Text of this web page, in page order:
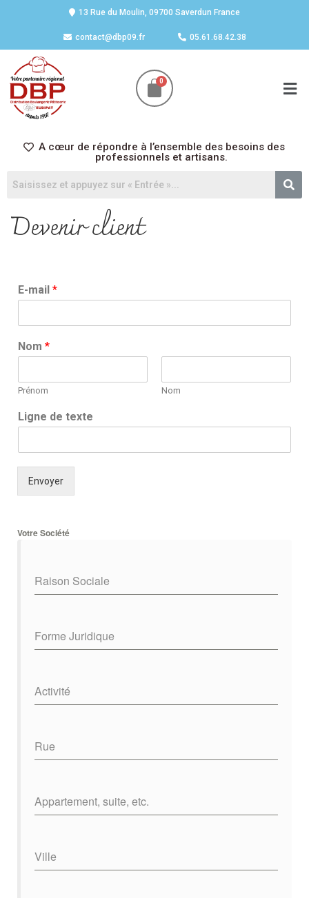
13 Rue du Moulin, 09700 Saverdun France
contact@dbp09.fr 05.61.68.42.38
A cœur de répondre à l’ensemble des besoins des
professionnels et artisans.
Devenir client
E-mail *
Nom *
Prénom Nom
Ligne de texte
Envoyer
Votre Société
Raison Sociale
Forme Juridique
Activité
Rue
Appartement, suite, etc.
Ville